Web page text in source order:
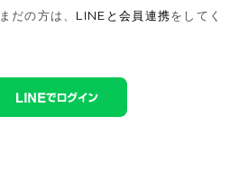
だの方は、 LINEと会員連携をしてく